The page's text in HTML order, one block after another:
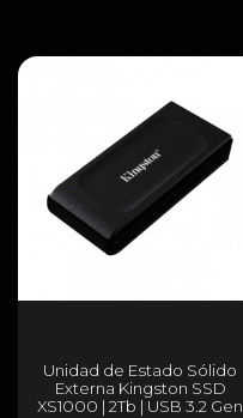
Unidad de Estado Sólido
Externa Kingston SSD
XS1000 | 2Tb | USB 3.2 Gen